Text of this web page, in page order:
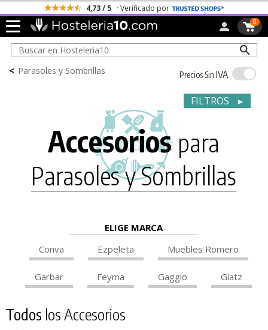
4,73 / 5 · Verificado por
0
< Parasoles y Sombrillas Precios Sin IVA
FILTROS ►
Accesoriospara
Parasoles y Sombrillas
ELIGE MARCA
Conva
Ezpeleta Muebles Romero
Garbar Feyma Gaggio Glatz
Todos los Accesorios